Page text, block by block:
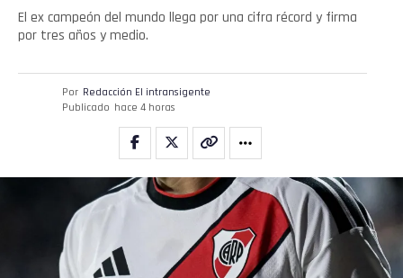
El ex campeón del mundo llega por una cifra récord y firma
por tres años y medio.
Por Redacción El intransigente
Publicado hace 4 horas